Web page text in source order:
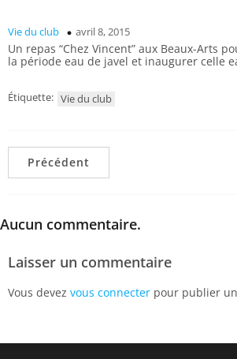
Vie du club avril 8, 2015
Un repas “Chez Vincent” aux Beaux-Arts
la période eau de javel et inaugurer celle
Étiquette: Vie du club
Précédent
Aucun commentaire.
Laisser un commentaire
Vous devez vous connecter pour publier